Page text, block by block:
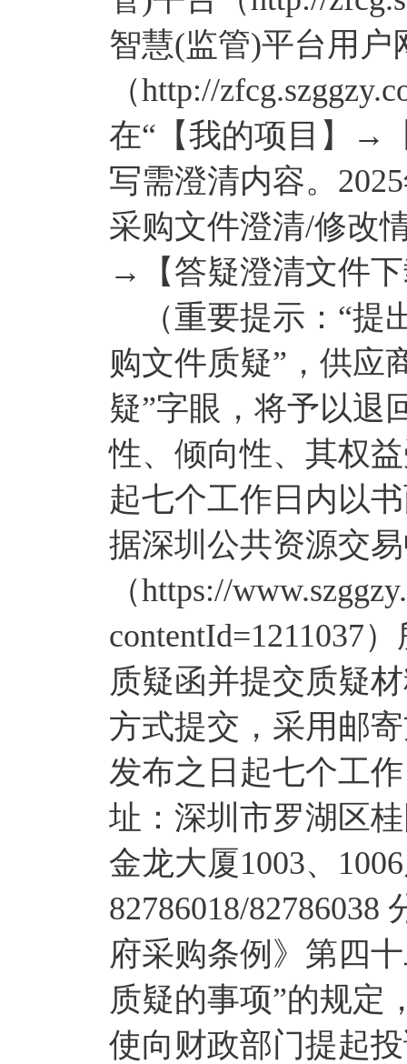
智慧(监管)平台用户
（http://
在“【我的项目】→
写需澄清内容。
采购文件澄清/修改
→【答疑澄清文件
（重要提示：“提
购文件质疑”，供应
疑”字眼，将予以退
性、倾向性、其权
起七个工作日内以
据深圳公共资源交
（https://
contentId=1211037
质疑函并提交质疑
方式提交，采用邮
发布之日起七个工
址：深圳市罗湖区
金龙大厦1003、
82786018/
府采购条例》第四
质疑的事项”的规定
使向财政部门提起